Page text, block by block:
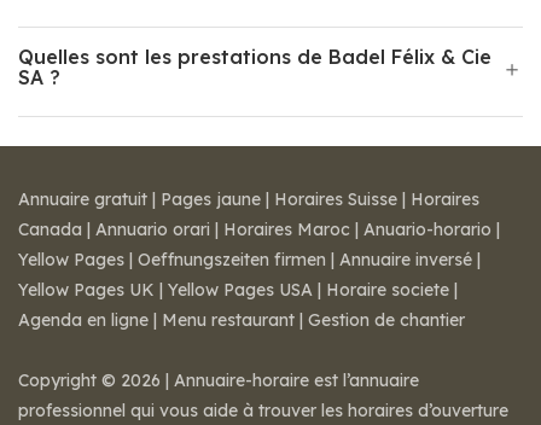
Quelles sont les prestations de Badel Félix & Cie
SA ?
Annuaire gratuit | Pages jaune | Horaires Suisse | Horaires
Canada | Annuario orari | Horaires Maroc | Anuario-horario |
Yellow Pages | Oeffnungszeiten firmen | Annuaire inversé |
Yellow Pages UK | Yellow Pages USA | Horaire societe |
Agenda en ligne | Menu restaurant | Gestion de chantier
Copyright © 2026 | Annuaire-horaire est l’annuaire
professionnel qui vous aide à trouver les horaires d’ouverture